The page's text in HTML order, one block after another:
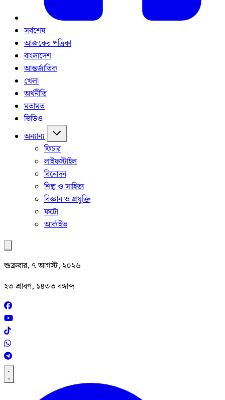
সর্বশেষ
আজকের পত্রিকা
বাংলাদেশ
আন্তর্জাতিক
খেলা
অর্থনীতি
মতামত
ভিডিও
অন্যান্য
ফিচার
লাইফস্টাইল
বিনোদন
শিল্প ও সাহিত্য
বিজ্ঞান ও প্রযুক্তি
ফটো
আর্কাইভ
শুক্রবার, ৭ আগস্ট, ২০২৬
২৩ শ্রাবণ, ১৪৩৩ বঙ্গাব্দ